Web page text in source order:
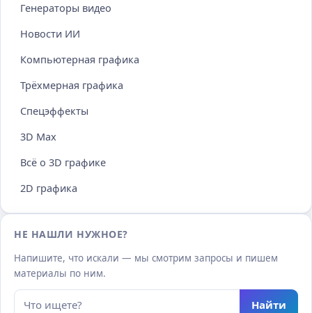
Генераторы видео
Новости ИИ
Компьютерная графика
Трёхмерная графика
Спецэффекты
3D Max
Всё о 3D графике
2D графика
НЕ НАШЛИ НУЖНОЕ?
Напишите, что искали — мы смотрим запросы и пишем
материалы по ним.
Найти